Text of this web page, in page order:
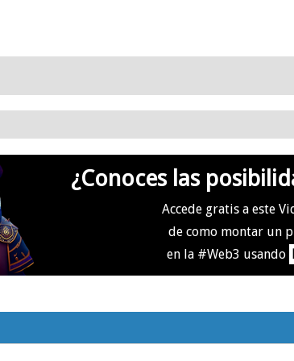
¿Conoces las
Accede gratis a este
de como montar un
en la #Web3 usando